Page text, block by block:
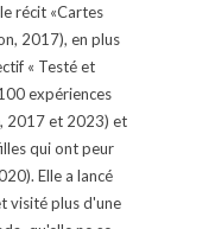
récit «Cartes
2017), en plus
« Testé et
expériences
2017 et 2023) et
qui ont peur
Elle a lancé
visité plus d'une